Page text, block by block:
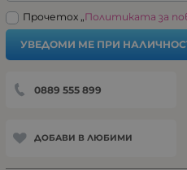
Прочетох „ Политиката за
УВЕДОМИ МЕ ПРИ
0889 555 899
ДОБАВИ В ЛЮБИМИ